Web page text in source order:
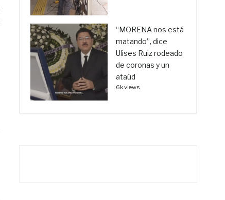
“MORENA nos está
matando”, dice
Ulises Ruiz rodeado
de coronas y un
ataúd
6k views